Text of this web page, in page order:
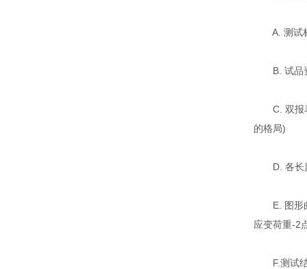
A. 测试标
B. 试品资
C. 双报表
的格局)
D. 各长度
E. 图形曲
应变荷重-2
F.测试结